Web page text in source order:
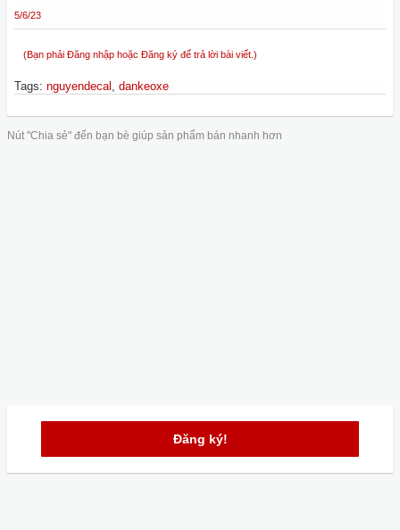
5/6/23
(Bạn phải Đăng nhập hoặc Đăng ký để trả lời bài viết.)
Tags: nguyendecal , dankeoxe
Nút "Chia sẻ" đến bạn bè giúp sản phẩm bán nhanh hơn
Đăng ký!